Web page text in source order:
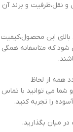
نقل،ظرفیت و برند آن
بالای این محصول،کیفیت
شود که متاسفانه همگی
همه از لحاظ
می توانید با تماس
را تجربه کنید.
میان بگذارید.